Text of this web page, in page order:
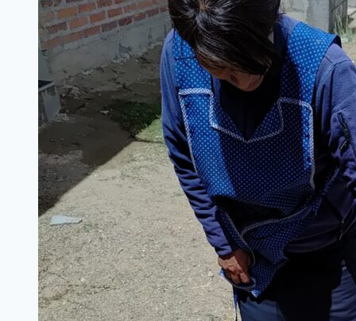
VENTA
ALIMENTOS
EN
EL
MINI
CARNAVAL